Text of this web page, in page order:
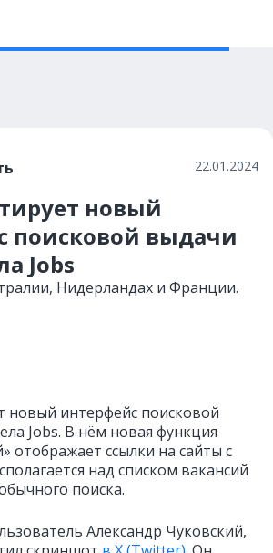
22.01.2024
новый
поисковой выдачи
Jobs
Нидерландах и Франции.
новый интерфейс поисковой
Jobs. В нём новая функция
отображает ссылки на сайты с
над списком вакансий
поиска.
Александр Чуковский,